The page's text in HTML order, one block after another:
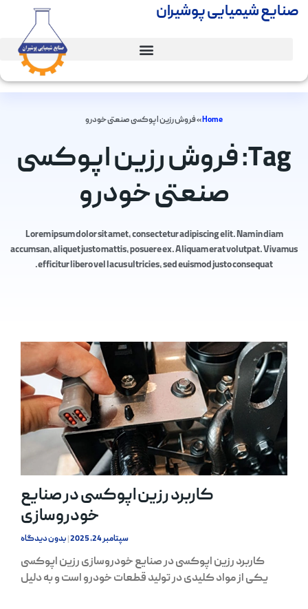
صنایع شیمیایی پوشیران
Home
»فروش رزین اپوکسی صنعتی خودرو
Tag: فروش رزین اپوکسی
صنعتی خودرو
Lorem ipsum dolor sit amet, consectetur adipiscing elit. Nam in diam
accumsan, aliquet justo mattis, posuere ex. Aliquam erat volutpat. Vivamus
efficitur libero vel lacus ultricies, sed euismod justo consequat.
کاربرد رزین اپوکسی در صنایع
خودروسازی
سپتامبر 24, 2025 بدون دیدگاه
کاربرد رزین اپوکسی در صنایع خودروسازی رزین اپوکسی
یکی از مواد کلیدی در تولید قطعات خودرو است و به دلیل